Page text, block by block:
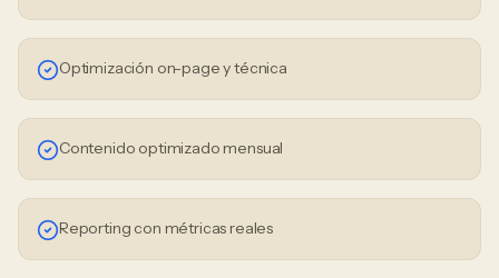
Optimización on-page y técnica
Contenido optimizado mensual
Reporting con métricas reales